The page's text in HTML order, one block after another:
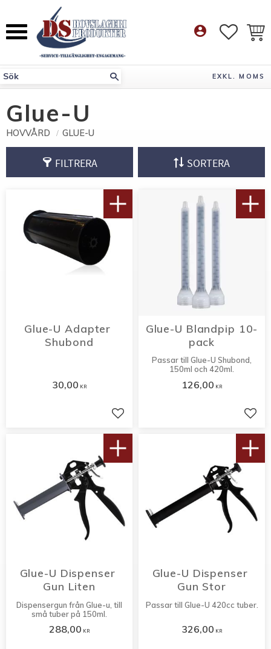
Meny account_circle
EXKL. MOMS
Glue-U
HOVVÅRD GLUE-U
FILTRERA SORTERA
Glue-U Adapter
Shubond
30,00 KR
Lägg till i favoriter
Glue-U Blandpip 10-
pack
Passar till Glue-U Shubond,
150ml och 420ml.
126,00 KR
Glue-U Dispenser
Gun Liten
Dispensergun från Glue-u, till
små tuber på 150ml.
288,00 KR
Glue-U Dispenser
Gun Stor
Passar till Glue-U 420cc tuber.
326,00 KR